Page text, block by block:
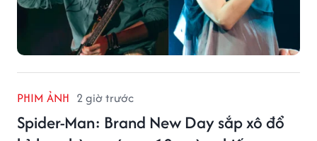
PHIM ẢNH 2 giờ trước
Spider-Man: Brand New Day sắp xô đổ